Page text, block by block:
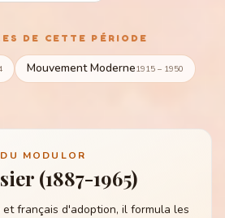
DE CETTE PÉRIODE
Mouvement Moderne1915 – 1950
MODULOR
(1887-1965)
et français d'adoption, il formula les